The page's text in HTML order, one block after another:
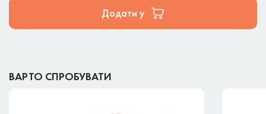
Додати у
ВАРТО СПРОБУВАТИ